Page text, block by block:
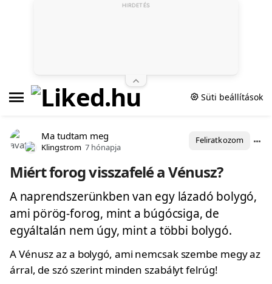
Süti beállítások
Ma tudtam meg
Klingstrom 7 hónapja
Feliratkozom
Miért forog visszafelé a Vénusz?
A naprendszerünkben van egy lázadó bolygó,
ami pörög-forog, mint a búgócsiga, de
egyáltalán nem úgy, mint a többi bolygó.
A Vénusz az a bolygó, ami nemcsak szembe megy az
árral, de szó szerint minden szabályt felrúg!
HIRDETÉS